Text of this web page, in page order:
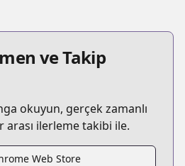
ve Takip
okuyun, gerçek zamanlı
ilerleme takibi ile.
Web Store